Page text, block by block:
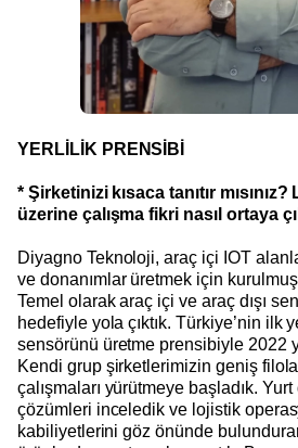
YERLİLİK PRENSİBİ
* Şirketinizi kısaca tanıtır mısınız?
üzerine çalışma fikri nasıl ortaya
Diyagno Teknoloji, araç içi IOT
ve donanımlar üretmek için
Temel olarak araç içi ve araç dışı
hedefiyle yola çıktık. Türkiye’nin ilk
sensörünü üretme prensibiyle 2022
Kendi grup şirketlerimizin geniş
çalışmaları yürütmeye başladık.
çözümleri inceledik ve lojistik
kabiliyetlerini göz önünde